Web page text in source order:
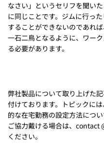
なさい」というセリフを聞い
に同じことです。ジムに行っ
することができないのであれ
一石二鳥となるように、ワー
る必要があります。
弊社製品について取り上げた
付けております。トピックに
的な在宅勤務の設定方法につ
ご協力戴ける場合は、contact
ください。